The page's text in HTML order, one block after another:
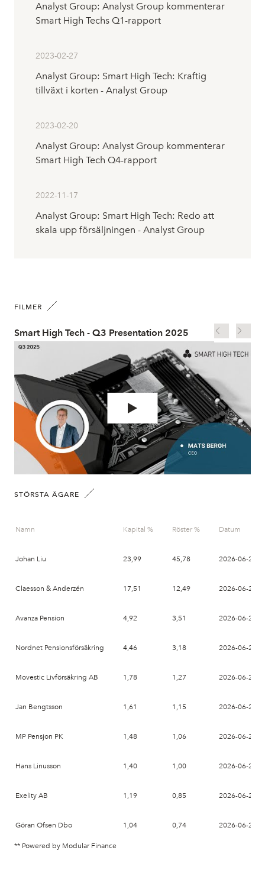
Analyst Group: Analyst Group kommenterar
Smart High Techs Q1-rapport
2023-02-27
Analyst Group: Smart High Tech: Kraftig
tillväxt i korten - Analyst Group
2023-02-20
Analyst Group: Analyst Group kommenterar
Smart High Tech Q4-rapport
2022-11-17
Analyst Group: Smart High Tech: Redo att
skala upp försäljningen - Analyst Group
FILMER
Smart High Tech - Q3 Presentation 2025
STÖRSTA ÄGARE
Namn Kapital % Röster % Datum
Johan Liu 23,99 45,78 2026-06-26
Claesson & Anderzén 17,51 12,49 2026-06-26
Avanza Pension 4,92 3,51 2026-06-26
Nordnet Pensionsförsäkring 4,46 3,18 2026-06-26
Movestic Livförsäkring AB 1,78 1,27 2026-06-26
Jan Bengtsson 1,61 1,15 2026-06-29
MP Pensjon PK 1,48 1,06 2026-06-26
Hans Linusson 1,40 1,00 2026-06-26
Exelity AB 1,19 0,85 2026-06-26
Göran Ofsen Dbo 1,04 0,74 2026-06-26
** Powered by Modular Finance